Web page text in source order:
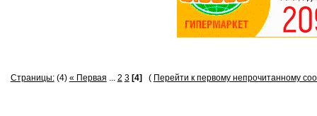
Страницы:(4) « Первая ... 2 3 [4] ( Перейти к первому непрочитанному